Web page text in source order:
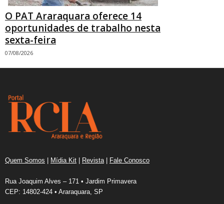
O PAT Araraquara oferece 14
oportunidades de trabalho nesta
sexta-feira
07/08/2026
Quem Somos Mídia Kit Revista| Fale Conosco
Rua Joaquim Alves – 171 • Jardim Primavera
CEP: 14802-424 • Araraquara, SP